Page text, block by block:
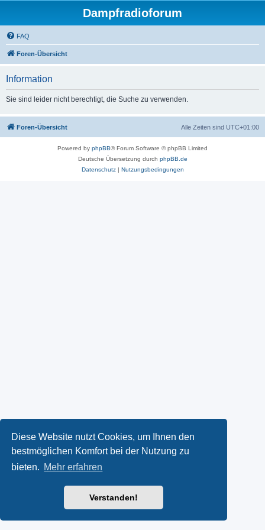
Diese Website nutzt Cookies, um Ihnen den
bestmöglichen Komfort bei der Nutzung zu
bieten. Mehr erfahren
Verstanden!
Dampfradioforum
FAQ
Foren-Übersicht
Information
Sie sind leider nicht berechtigt, die Suche zu verwenden.
Foren-Übersicht Alle Zeiten sind UTC+01:00
Powered by phpBB® Forum Software © phpBB Limited
Deutsche Übersetzung durch phpBB.de
Datenschutz| Nutzungsbedingungen